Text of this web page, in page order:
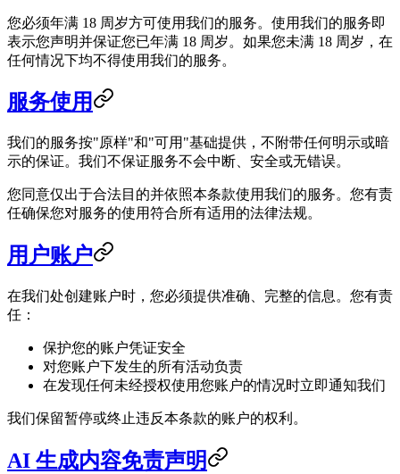
您必须年满 18 周岁方可使用我们的服务。使用我们的服务即
表示您声明并保证您已年满 18 周岁。如果您未满 18 周岁，在
任何情况下均不得使用我们的服务。
服务使用
我们的服务按"原样"和"可用"基础提供，不附带任何明示或暗
示的保证。我们不保证服务不会中断、安全或无错误。
您同意仅出于合法目的并依照本条款使用我们的服务。您有责
任确保您对服务的使用符合所有适用的法律法规。
用户账户
在我们处创建账户时，您必须提供准确、完整的信息。您有责
任：
保护您的账户凭证安全
对您账户下发生的所有活动负责
在发现任何未经授权使用您账户的情况时立即通知我们
我们保留暂停或终止违反本条款的账户的权利。
AI 生成内容免责声明